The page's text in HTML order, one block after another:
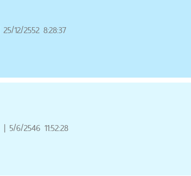
25/12/2552 8:28:37
| 5/6/2546 11:52:28